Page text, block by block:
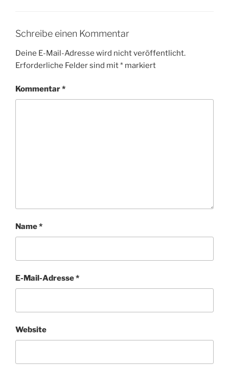
Schreibe einen Kommentar
Deine E-Mail-Adresse wird nicht veröffentlicht.
Erforderliche Felder sind mit* markiert
Kommentar*
Name*
E-Mail-Adresse*
Website